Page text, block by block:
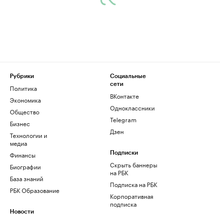
Рубрики
Политика
Экономика
Общество
Бизнес
Технологии и
медиа
Финансы
Биографии
База знаний
РБК Образование
Новости
Социальные
сети
ВКонтакте
Одноклассники
Telegram
Дзен
Подписки
Скрыть баннеры
на РБК
Подписка на РБК
Корпоративная
подписка